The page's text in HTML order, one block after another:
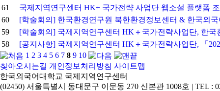
61
국제지역연구센터 HK+ 국가전략 사업단 웹소설 플랫폼
60
[학술회의] 한국환경연구원 북한환경정보센터 & 한국외
59
[학술회의] 국제지역연구센터 HK＋국가전략사업단, 한
58
[공지사항] 국제지역연구센터 HK＋국가전략사업단, 「
1 2 3 4 5 6 7 8 9 10
찾아오시는길 개인정보처리방침 사이트맵
한국외국어대학교 국제지역연구센터
(02450) 서울특별시 동대문구 이문동 270 신본관 1008호 | TEL :